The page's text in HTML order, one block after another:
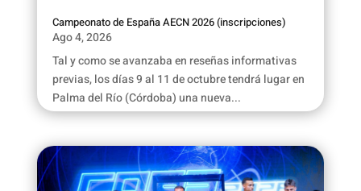
Campeonato de España AECN 2026 (inscripciones)
Ago 4, 2026
Tal y como se avanzaba en reseñas informativas
previas, los días 9 al 11 de octubre tendrá lugar en
Palma del Río (Córdoba) una nueva...